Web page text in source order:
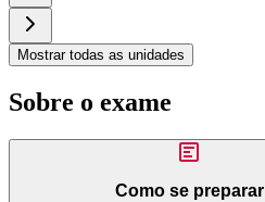
Mostrar todas as unidades
Sobre o exame
Como se preparar